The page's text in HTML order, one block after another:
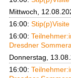
Mittwoch,
16:00:
16:00:
Dresdner
Donnerstag,
16:00: